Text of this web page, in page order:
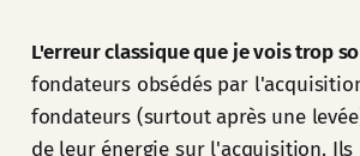
L'erreur classique que je vois trop
fondateurs obsédés par
fondateurs (surtout après une
de leur énergie sur l'acquisition. Ils